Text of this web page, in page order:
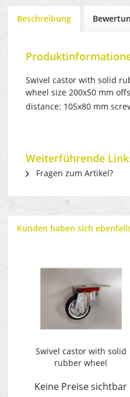
Beschreibung
Swivel castor with solid
wheel size 200x50 mm
distance: 105x80 mm
Weiterführende
Fragen zum Artikel?
Kunden haben sich
Swivel castor with solid
rubber wheel
Keine Preise sichtbar